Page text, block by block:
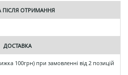
ПІСЛЯ ОТРИМАННЯ
ДОСТАВКА
100грн) при замовленні від 2 позицій